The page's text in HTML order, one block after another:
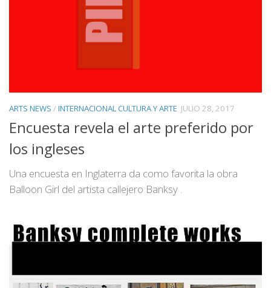
ARTS NEWS /INTERNACIONAL CULTURA Y ARTE JULIO 28, 2017
Encuesta revela el arte preferido por
los ingleses
Una encuesta en Inglaterra da como favorita la obra
Balloon Girl del artista callejero Banksy .